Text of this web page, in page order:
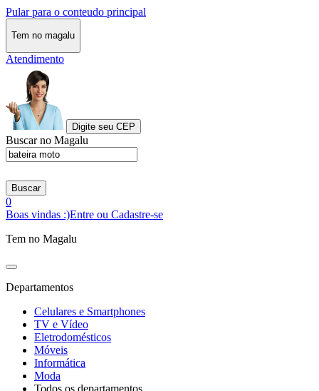
Pular para o conteudo principal
Tem no magalu
Atendimento
Digite seu CEP
Buscar no Magalu
Buscar
0
Boas vindas :)Entre ou Cadastre-se
Tem no Magalu
Departamentos
Celulares e Smartphones
TV e Vídeo
Eletrodomésticos
Móveis
Informática
Moda
Todos os departamentos